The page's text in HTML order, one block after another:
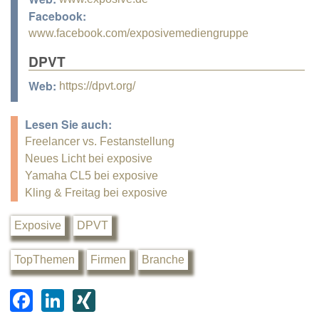
Facebook:
www.facebook.com/exposivemediengruppe
DPVT
Web: https://dpvt.org/
Lesen Sie auch:
Freelancer vs. Festanstellung
Neues Licht bei exposive
Yamaha CL5 bei exposive
Kling & Freitag bei exposive
Exposive DPVT
TopThemen Firmen Branche
F
Li